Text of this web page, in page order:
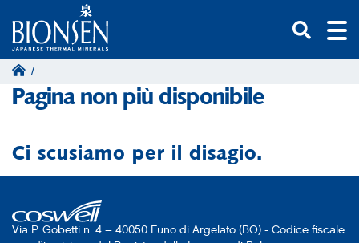
/
Pagina non più disponibile
Ci scusiamo per il disagio.
Via P. Gobetti n. 4 – 40050 Funo di Argelato (BO) - Codice fiscale